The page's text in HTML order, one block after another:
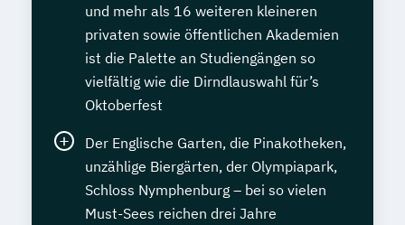
und mehr als 16 weiteren kleineren
privaten sowie öffentlichen Akademien
ist die Palette an Studiengängen so
vielfältig wie die Dirndlauswahl für’s
Oktoberfest
Der Englische Garten, die Pinakotheken,
unzählige Biergärten, der Olympiapark,
Schloss Nymphenburg – bei so vielen
Must-Sees reichen drei Jahre